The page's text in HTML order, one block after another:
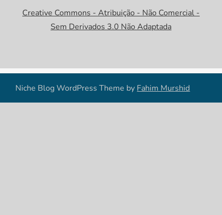
Creative Commons - Atribuição - Não Comercial -
Sem Derivados 3.0 Não Adaptada
Niche Blog WordPress Theme byFahim Murshid